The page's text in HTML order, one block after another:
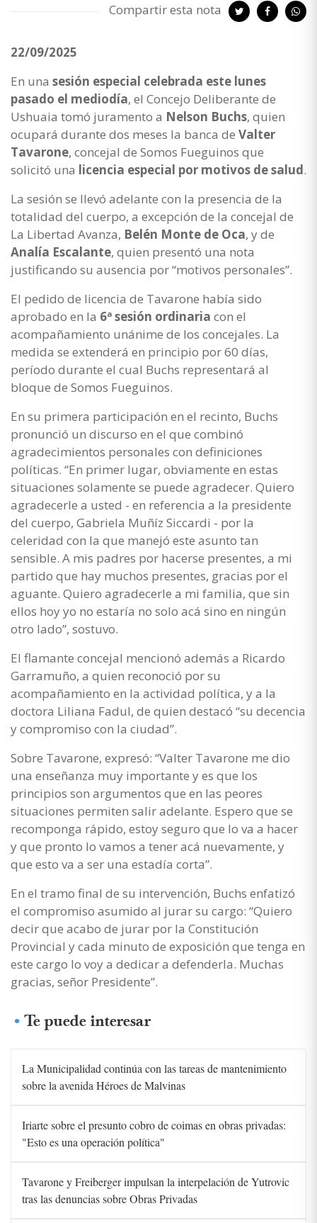
Compartir esta nota
22/09/2025
En una sesión especial celebrada este lunes
pasado el mediodía, el Concejo Deliberante de
Ushuaia tomó juramento a Nelson Buchs, quien
ocupará durante dos meses la banca de Valter
Tavarone, concejal de Somos Fueguinos que
solicitó una licencia especial por motivos de salud.
La sesión se llevó adelante con la presencia de la
totalidad del cuerpo, a excepción de la concejal de
La Libertad Avanza, Belén Monte de Oca, y de
Analía Escalante, quien presentó una nota
justificando su ausencia por “motivos personales”.
El pedido de licencia de Tavarone había sido
aprobado en la 6ª sesión ordinaria con el
acompañamiento unánime de los concejales. La
medida se extenderá en principio por 60 días,
período durante el cual Buchs representará al
bloque de Somos Fueguinos.
En su primera participación en el recinto, Buchs
pronunció un discurso en el que combinó
agradecimientos personales con definiciones
políticas. “En primer lugar, obviamente en estas
situaciones solamente se puede agradecer. Quiero
agradecerle a usted - en referencia a la presidente
del cuerpo, Gabriela Muñíz Siccardi - por la
celeridad con la que manejó este asunto tan
sensible. A mis padres por hacerse presentes, a mi
partido que hay muchos presentes, gracias por el
aguante. Quiero agradecerle a mi familia, que sin
ellos hoy yo no estaría no solo acá sino en ningún
otro lado”, sostuvo.
El flamante concejal mencionó además a Ricardo
Garramuño, a quien reconoció por su
acompañamiento en la actividad política, y a la
doctora Liliana Fadul, de quien destacó “su decencia
y compromiso con la ciudad”.
Sobre Tavarone, expresó: “Valter Tavarone me dio
una enseñanza muy importante y es que los
principios son argumentos que en las peores
situaciones permiten salir adelante. Espero que se
recomponga rápido, estoy seguro que lo va a hacer
y que pronto lo vamos a tener acá nuevamente, y
que esto va a ser una estadía corta”.
En el tramo final de su intervención, Buchs enfatizó
el compromiso asumido al jurar su cargo: “Quiero
decir que acabo de jurar por la Constitución
Provincial y cada minuto de exposición que tenga en
este cargo lo voy a dedicar a defenderla. Muchas
gracias, señor Presidente”.
Te puede interesar
La Municipalidad continúa con las tareas de mantenimiento
sobre la avenida Héroes de Malvinas
Iriarte sobre el presunto cobro de coimas en obras privadas:
"Esto es una operación política"
Tavarone y Freiberger impulsan la interpelación de Yutrovic
tras las denuncias sobre Obras Privadas